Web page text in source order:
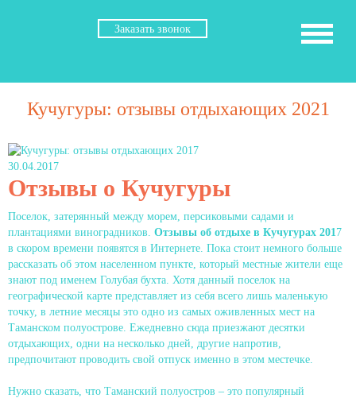
Заказать звонок
Кучугуры: отзывы отдыхающих 2021
30.04.2017
Отзывы о Кучугуры
Поселок, затерянный между морем, персиковыми садами и
плантациями виноградников. Отзывы об отдыхе в Кучугурах 2017
в скором времени появятся в Интернете. Пока стоит немного больше
рассказать об этом населенном пункте, который местные жители еще
знают под именем Голубая бухта. Хотя данный поселок на
географической карте представляет из себя всего лишь маленькую
точку, в летние месяцы это одно из самых оживленных мест на
Таманском полуострове. Ежедневно сюда приезжают десятки
отдыхающих, одни на несколько дней, другие напротив,
предпочитают проводить свой отпуск именно в этом местечке.
Нужно сказать, что Таманский полуостров – это популярный